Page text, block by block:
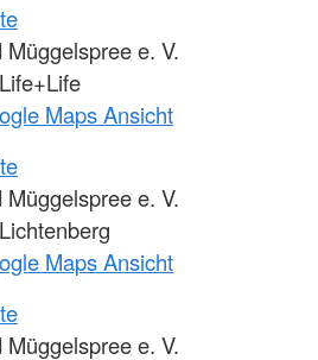
e. V.
Maps Ansicht
e. V.
Maps Ansicht
e. V.